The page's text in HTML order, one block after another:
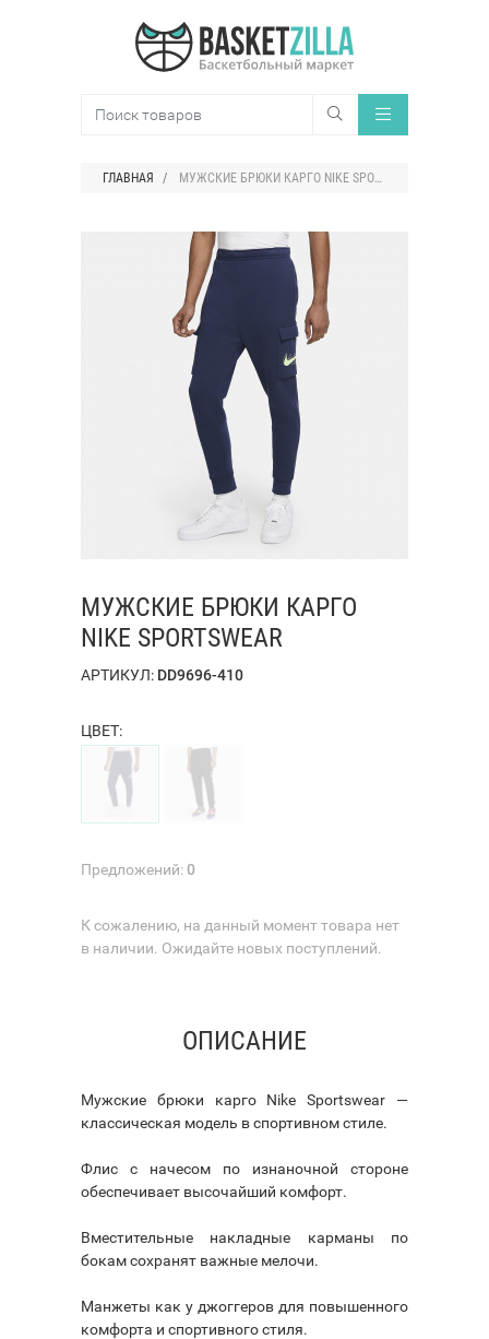
ГЛАВНАЯ МУЖСКИЕ БРЮКИ КАРГО NIKE SPORTSWEAR
МУЖСКИЕ БРЮКИ КАРГО
NIKE SPORTSWEAR
АРТИКУЛ: DD9696-410
ЦВЕТ:
Предложений:0
К сожалению, на данный момент товара нет
в наличии. Ожидайте новых поступлений.
ОПИСАНИЕ
Мужские брюки карго Nike Sportswear —
классическая модель в спортивном стиле.
Флис с начесом по изнаночной стороне
обеспечивает высочайший комфорт.
Вместительные накладные карманы по
бокам сохранят важные мелочи.
Манжеты как у джоггеров для повышенного
комфорта и спортивного стиля.